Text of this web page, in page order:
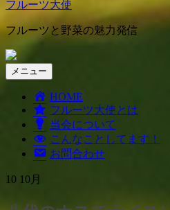
フルーツ大使
フルーツと野菜の魅力発信
メニュー
テ
ン
ツ
へ
ス
HOME
フルーツ大使とは
当会について
こんなことしてます！
お問合わせ
10 10月